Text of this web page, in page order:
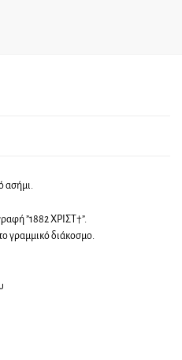
ασήμι.
”1882 ΧΡΙΣΤ†”.
γραμμικό διάκοσμο.